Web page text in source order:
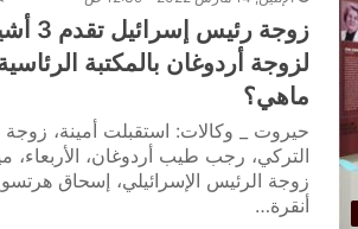
زوجة رئيس
لزوجة أردوغان بالمكتبة
ماهي؟
حيروت _ وكالات: استقبلت أمينة، زوجة
التركي، رجب طيب أردوغان، الأربعاء،
زوجة الرئيس الإسرائيلي، إسحاق
أنقرة…